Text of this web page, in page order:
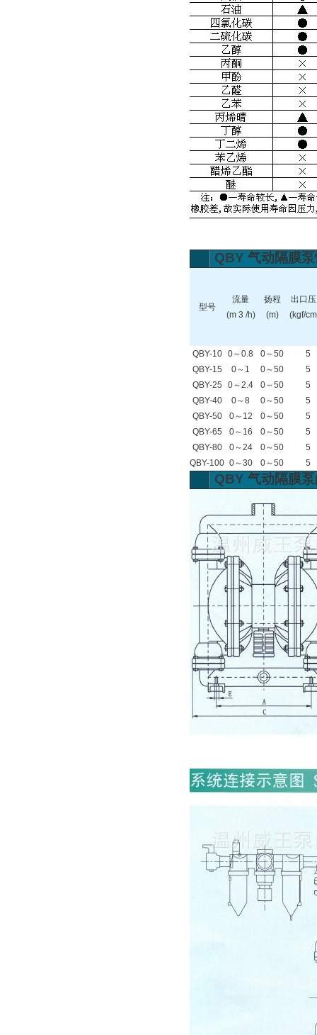
QBY 气动隔膜
型号
流量
(m 3 /h)
扬程
(m)
出口
(kgf/
QBY-10 0～0.8 0～50
5
QBY-15
0～1 0～50
5
QBY-25
0～2.4 0～50
5
QBY-40
0～8 0～50
5
QBY-50
0～12 0～50
5
QBY-65
0～16 0～50
5
QBY-80
0～24 0～50
5
QBY-100 0～30 0～50 5
QBY 气动隔膜